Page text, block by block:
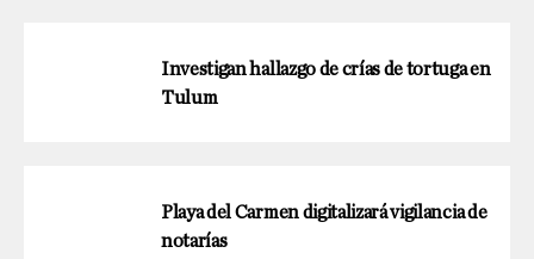
Investigan hallazgo de crías de tortuga en
Tulum
Playa del Carmen digitalizará vigilancia de
notarías